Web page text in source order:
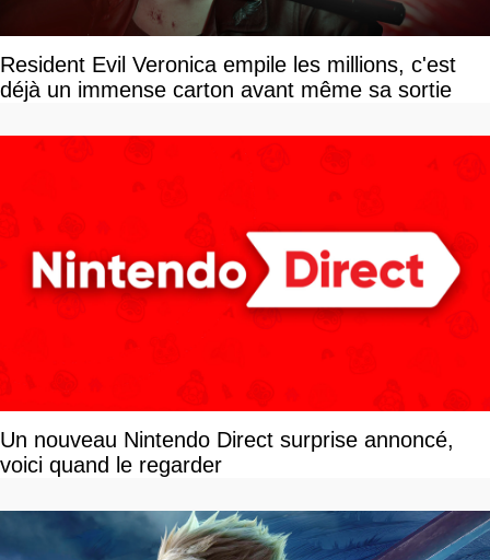
Resident Evil Veronica empile les millions, c'est
déjà un immense carton avant même sa sortie
Un nouveau Nintendo Direct surprise annoncé,
voici quand le regarder